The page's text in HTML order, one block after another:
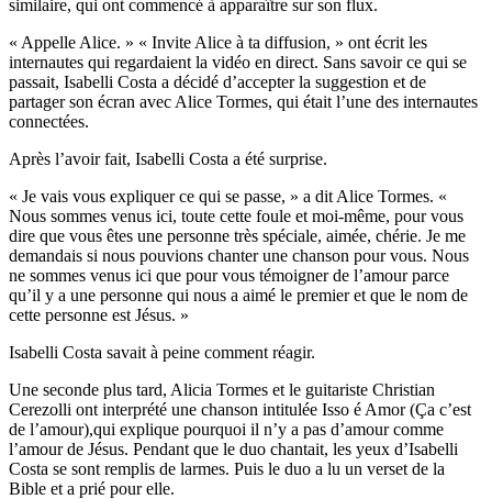
similaire, qui ont commencé à apparaître sur son flux.
« Appelle Alice. » « Invite Alice à ta diffusion, » ont écrit les
internautes qui regardaient la vidéo en direct. Sans savoir ce qui se
passait, Isabelli Costa a décidé d’accepter la suggestion et de
partager son écran avec Alice Tormes, qui était l’une des internautes
connectées.
Après l’avoir fait, Isabelli Costa a été surprise.
« Je vais vous expliquer ce qui se passe, » a dit Alice Tormes. «
Nous sommes venus ici, toute cette foule et moi-même, pour vous
dire que vous êtes une personne très spéciale, aimée, chérie. Je me
demandais si nous pouvions chanter une chanson pour vous. Nous
ne sommes venus ici que pour vous témoigner de l’amour parce
qu’il y a une personne qui nous a aimé le premier et que le nom de
cette personne est Jésus. »
Isabelli Costa savait à peine comment réagir.
Une seconde plus tard, Alicia Tormes et le guitariste Christian
Cerezolli ont interprété une chanson intitulée Isso é Amor (Ça c’est
de l’amour),qui explique pourquoi il n’y a pas d’amour comme
l’amour de Jésus. Pendant que le duo chantait, les yeux d’Isabelli
Costa se sont remplis de larmes. Puis le duo a lu un verset de la
Bible et a prié pour elle.